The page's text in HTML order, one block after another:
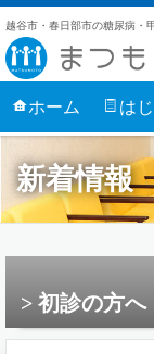
越谷市・春日部市の糖尿病・
ホーム は
新着情報
初診の方へ